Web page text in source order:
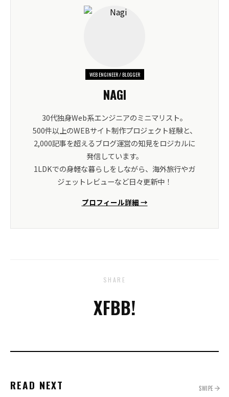
WEB ENGINEER / BLOGGER
NAGI
30代独身Web系エンジニアのミニマリスト。
500件以上のWEBサイト制作プロジェクト経験と、
2,000記事を超えるブログ運営の知見をロジカルに
発信しています。
1LDKでの身軽な暮らしをしながら、海外旅行やガ
ジェットレビューなど日々更新中！
プロフィール詳細 →
SHARE
XFBB!
READ NEXT SWIPE